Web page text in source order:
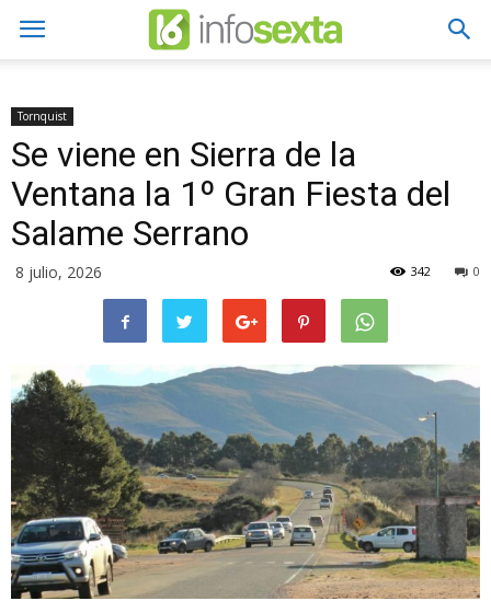
Tornquist
Se viene en Sierra de la
Ventana la 1º Gran Fiesta del
Salame Serrano
8 julio, 2026 0
342